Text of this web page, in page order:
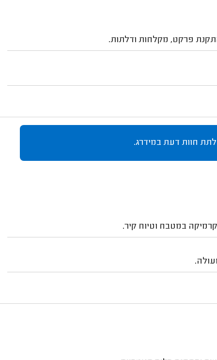
פרקט, מקלחות ודלתות.
חוות דעת במידרג.
במטבח וטיוח קיר.